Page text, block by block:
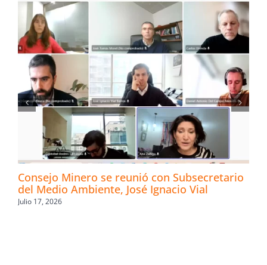
Consejo Minero se reunió con Subsecretario
del Medio Ambiente, José Ignacio Vial
Julio 17, 2026